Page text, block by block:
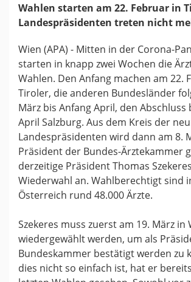
Wahlen starten am 22. Februar in
Landespräsidenten treten nicht
Wien (APA) - Mitten in der Corona-
starten in knapp zwei Wochen die
Wahlen. Den Anfang machen am 22.
Tiroler, die anderen Bundesländer
März bis Anfang April, den Abschluss
April Salzburg. Aus dem Kreis der
Landespräsidenten wird dann am 8.
Präsident der Bundes-Ärztekammer
derzeitige Präsident Thomas
Wiederwahl an. Wahlberechtigt sind
Österreich rund 48.000 Ärzte.
Szekeres muss zuerst am 19. März in
wiedergewählt werden, um als
Bundeskammer bestätigt werden zu
dies nicht so einfach ist, hat er